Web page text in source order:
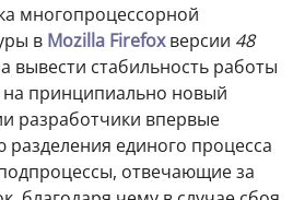
многопроцессорной
в Mozilla Firefoxверсии 48
вывести стабильность работы
на принципиально новый
разработчики впервые
единого процесса
отвечающие за